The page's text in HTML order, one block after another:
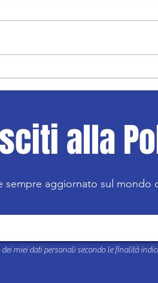
alla
sempre aggiornato sul
miei dati personali secondo le finalità